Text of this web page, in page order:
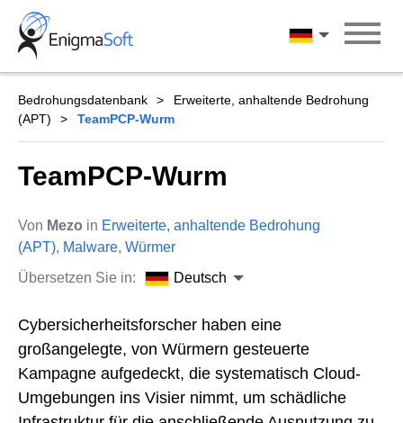
Skip
content
Deutsch
Bedrohungsdatenbank
Erweiterte, anhaltende Bedrohung
(APT)
TeamPCP-Wurm
TeamPCP-Wurm
Von Mezo in Erweiterte, anhaltende Bedrohung
(APT), Malware, Würmer
Übersetzen Sie in:
Deutsch
Cybersicherheitsforscher haben eine
großangelegte, von Würmern gesteuerte
Kampagne aufgedeckt, die systematisch Cloud-
Umgebungen ins Visier nimmt, um schädliche